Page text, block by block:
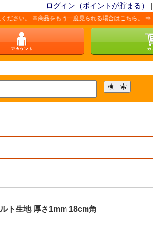
ログイン（ポイントが貯まる） |
※商品をもう一度見られる場合はこちら。 ⇒閲覧履歴
ト生地 厚さ1mm 18cm角